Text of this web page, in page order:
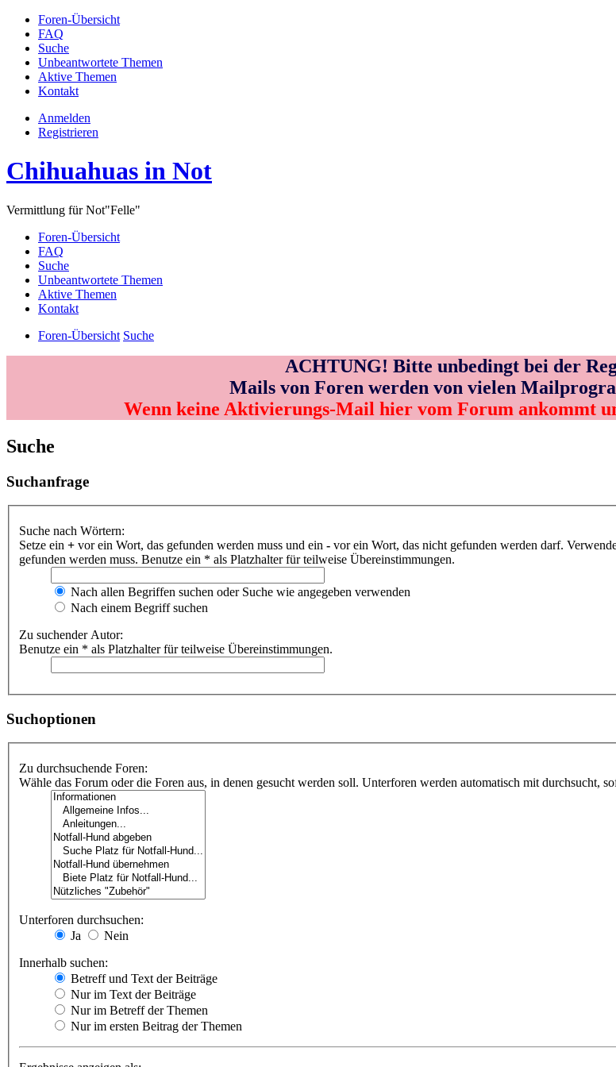
Foren-Übersicht
FAQ
Suche
Unbeantwortete Themen
Aktive Themen
Kontakt
Anmelden
Registrieren
Chihuahuas in Not
Vermittlung für Not"Felle"
Foren-Übersicht
FAQ
Suche
Unbeantwortete Themen
Aktive Themen
Kontakt
Foren-Übersicht Suche
ACHTUNG! Bitte unbedingt bei der
Mails von Foren werden von vielen
Wenn keine Aktivierungs-Mail hier vom Forum ankommt
Suche
Suchanfrage
Suche nach Wörtern:
Setze ein + vor ein Wort, das gefunden werden muss und ein - vor ein Wort, das nicht gefunden werden darf.
gefunden werden muss. Benutze ein * als Platzhalter für teilweise Übereinstimmungen.
Nach allen Begriffen suchen oder Suche wie angegeben verwenden
Nach einem Begriff suchen
Zu suchender Autor:
Benutze ein * als Platzhalter für teilweise Übereinstimmungen.
Suchoptionen
Zu durchsuchende Foren:
Wähle das Forum oder die Foren aus, in denen gesucht werden soll. Unterforen werden automatisch mit durchsucht,
Unterforen durchsuchen:
Ja
Nein
Innerhalb suchen:
Betreff und Text der Beiträge
Nur im Text der Beiträge
Nur im Betreff der Themen
Nur im ersten Beitrag der Themen